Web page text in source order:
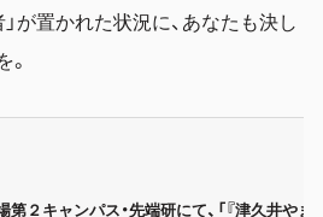
が置かれた状況に、あなたも決し
２キャンパス・先端研にて、「『津久井